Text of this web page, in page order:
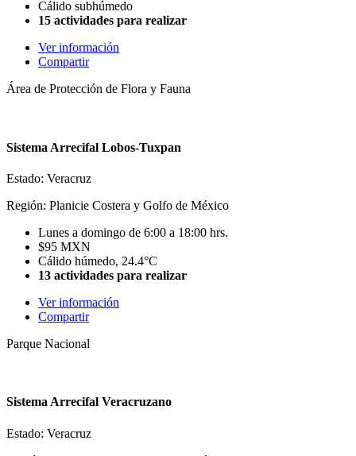
Cálido subhúmedo
15 actividades para realizar
Ver información
Compartir
Área de Protección de Flora y Fauna
Sistema Arrecifal Lobos-Tuxpan
Estado: Veracruz
Región: Planicie Costera y Golfo de México
Lunes a domingo de 6:00 a 18:00 hrs.
$95 MXN
Cálido húmedo, 24.4°C
13 actividades para realizar
Ver información
Compartir
Parque Nacional
Sistema Arrecifal Veracruzano
Estado: Veracruz